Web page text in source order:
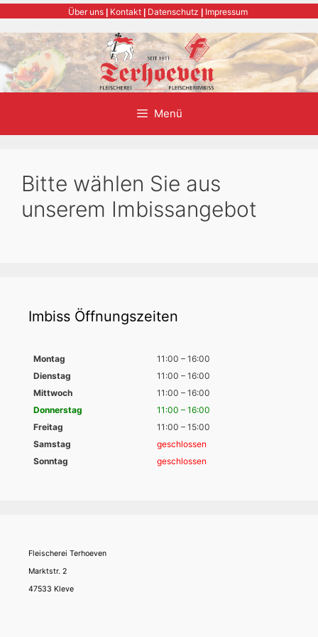
springen
Über uns Kontakt Datenschutz Impressum
Menü
Bitte wählen Sie aus
unserem Imbissangebot
Imbiss Öffnungszeiten
Montag
11:00 – 16:00
Dienstag
11:00 – 16:00
Mittwoch
11:00 – 16:00
Donnerstag
11:00 – 16:00
Freitag
11:00 – 15:00
Samstag
geschlossen
Sonntag
geschlossen
Fleischerei Terhoeven
Marktstr. 2
47533 Kleve